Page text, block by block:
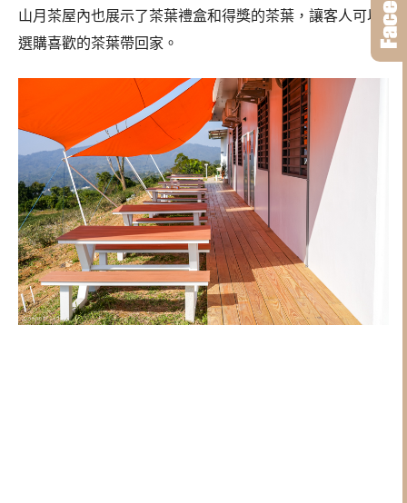
山月茶屋內也展示了茶葉禮盒和得獎的茶葉，讓客人可以
選購喜歡的茶葉帶回家。